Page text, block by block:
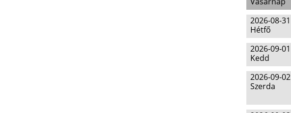
2026-08-31
Hétfő
2026-09-01
Kedd
2026-09-02
Szerda